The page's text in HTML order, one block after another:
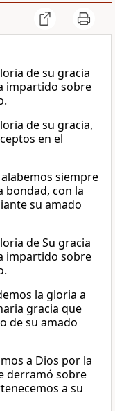
de su gracia
impartido sobre
de su gracia,
en el
siempre
bondad, con la
su amado
de Su gracia
impartido sobre
la gloria a
gracia que
de su amado
a Dios por la
derramó sobre
a su